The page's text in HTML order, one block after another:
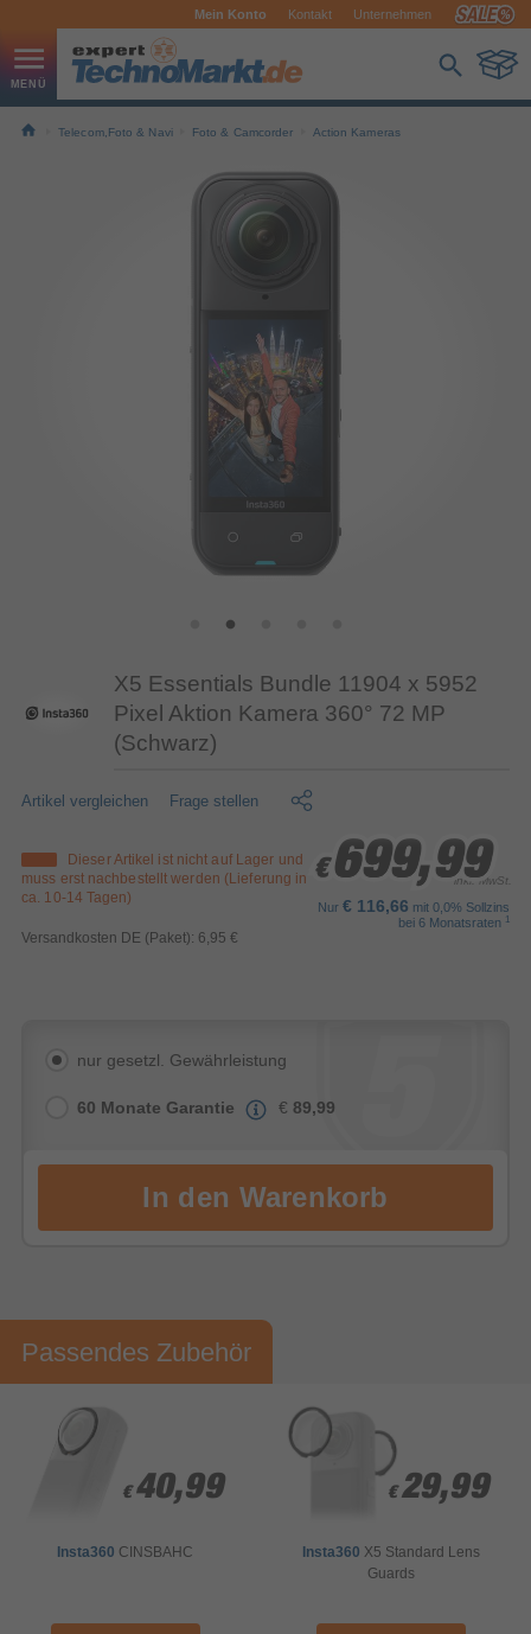
Mein Konto Kontakt Unternehmen
Telecom,Foto & Navi Foto & Camcorder Action Kameras
X5 Essentials Bundle 11904 x 5952
Pixel Aktion Kamera 360° 72 MP
(Schwarz)
Artikel vergleichen Frage stellen
Dieser Artikel ist nicht auf Lager und
muss erst nachbestellt werden (Lieferung in
ca. 10-14 Tagen)
Versandkosten DE (Paket): 6,95 €
€ 699,99
€ 699,99
€ 699,99
inkl. MwSt.
Nur € 116,66 mit 0,0% Sollzins
bei 6 Monatsraten 1
nur gesetzl. Gewährleistung
60 Monate Garantie € 89,99
Passendes Zubehör
€ 40,99
€ 40,99
Insta360 CINSBAHC
€ 29,99
€ 29,99
Insta360 X5 Standard Lens
Guards